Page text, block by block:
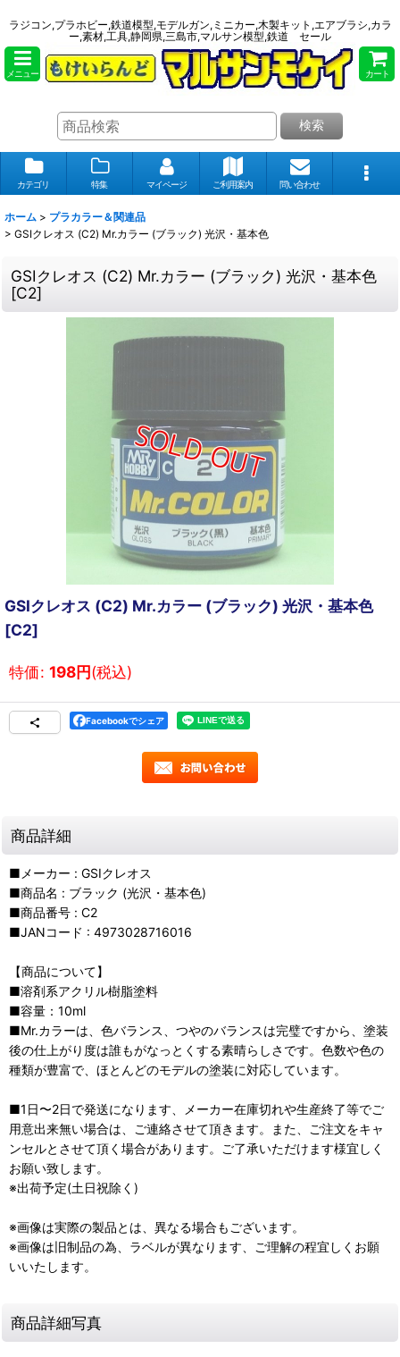
ラジコン,プラホビー,鉄道模型,モデルガン,ミニカー,木製キット,エアブラシ,カラ
ー,素材,工具,静岡県,三島市,マルサン模型,鉄道 セール
メニュー カート
検索
カテゴリ 特集 マイページ ご利用案内 問い合わせ
ホーム > プラカラー＆関連品
> GSIクレオス (C2) Mr.カラー (ブラック) 光沢・基本色
GSIクレオス (C2) Mr.カラー (ブラック) 光沢・基本色
[C2]
GSIクレオス (C2) Mr.カラー (ブラック) 光沢・基本色
[C2]
特価: 198円(税込)
Facebookでシェア
商品詳細
■メーカー : GSIクレオス
■商品名 : ブラック (光沢・基本色)
■商品番号 : C2
■JANコード : 4973028716016
【商品について】
■溶剤系アクリル樹脂塗料
■容量：10ml
■Mr.カラーは、色バランス、つやのバランスは完璧ですから、塗装
後の仕上がり度は誰もがなっとくする素晴らしさです。色数や色の
種類が豊富で、ほとんどのモデルの塗装に対応しています。
■1日〜2日で発送になります、メーカー在庫切れや生産終了等でご
用意出来無い場合は、ご連絡させて頂きます。また、ご注文をキャ
ンセルとさせて頂く場合があります。ご了承いただけます様宜しく
お願い致します。
※出荷予定(土日祝除く)
※画像は実際の製品とは、異なる場合もございます。
※画像は旧制品の為、ラベルが異なります、ご理解の程宜しくお願
いいたします。
商品詳細写真